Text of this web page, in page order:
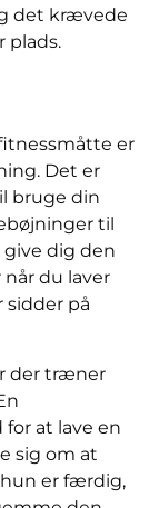
det krævede
plads.
er
Det er
bruge din
til
dig den
du laver
sidder på
der træner
at lave en
sig om at
hun er færdig,